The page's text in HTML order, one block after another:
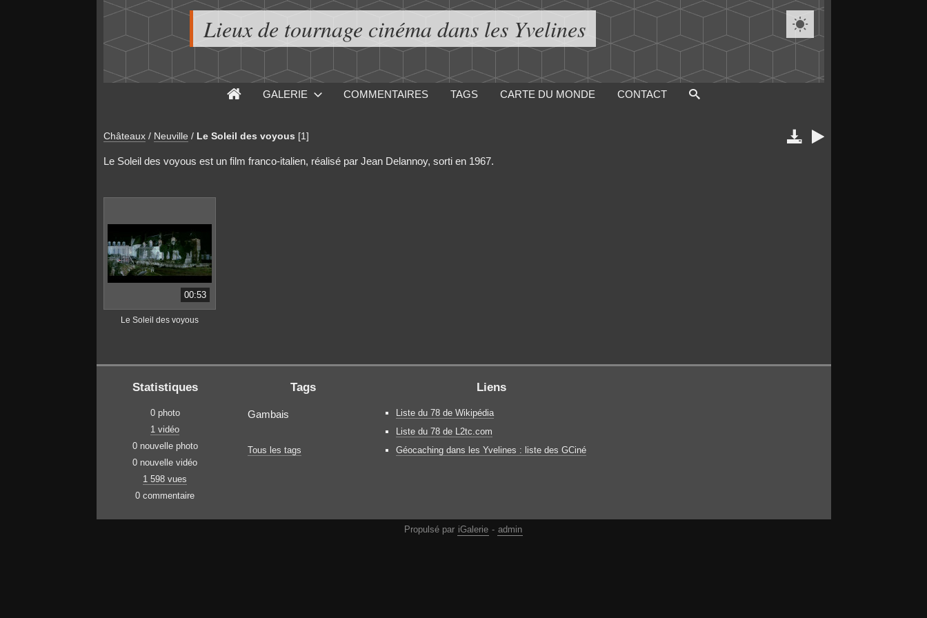
Lieux de tournage cinéma dans les Yvelines 
GALERIE COMMENTAIRES TAGS CARTE DU MONDE CONTACT
Châteaux / Neuville / Le Soleil des voyous [1]  
Le Soleil des voyous est un film franco-italien, réalisé par Jean Delannoy, sorti en 1967.
00:53
Le Soleil des voyous
Statistiques
0 photo
1 vidéo
0 nouvelle photo
0 nouvelle vidéo
1 598 vues
0 commentaire
Tags
Gambais
Tous les tags
Liens
Liste du 78 de Wikipédia
Liste du 78 de L2tc.com
Géocaching dans les Yvelines : liste des GCiné
Propulsé par iGalerie - admin